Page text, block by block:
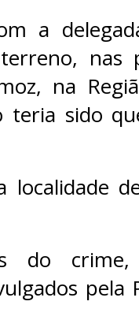
a
nas
na
teria sido
do
pela